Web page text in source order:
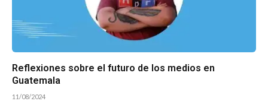
Reflexiones sobre el futuro de los medios en
Guatemala
11/08/2024